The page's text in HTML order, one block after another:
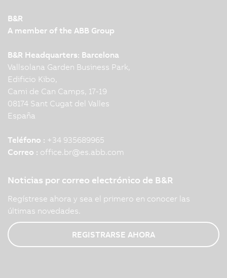
B&R
A member of the ABB Group
B&R Headquarters: Barcelona
Vallsolana Garden Business Park,
Edificio Kibo,
Cami de Can Camps, 17-19
08174 Sant Cugat del Valles
España
Teléfono : +34 935689965
Correo : office.br@es.abb.com
Noticias por correo electrónico de B&R
Regístrese ahora y sea el primero en conocer las
últimas novedades.
REGISTRARSE AHORA